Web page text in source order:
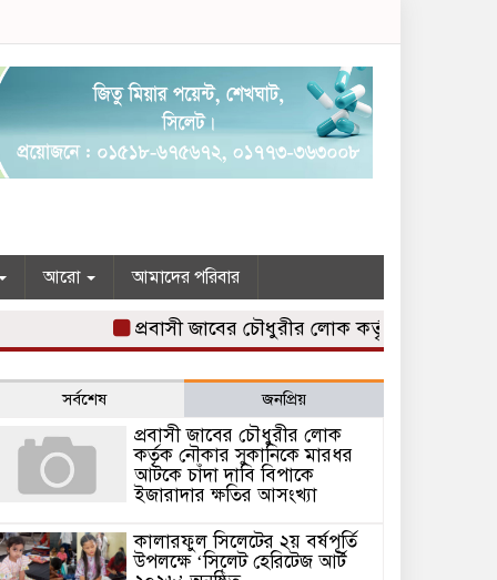
আরো আমাদের পরিবার
প্রবাসী জাবের চৌধুরীর লোক কর্তৃক নৌকার
সর্বশেষ জনপ্রিয়
প্রবাসী জাবের চৌধুরীর লোক
কর্তৃক নৌকার সুকানিকে মারধর
আটকে চাঁদা দাবি বিপাকে
ইজারাদার ক্ষতির আসংখ্যা
কালারফুল সিলেটের ২য় বর্ষপূর্তি
উপলক্ষে ‘সিলেট হেরিটেজ আর্ট